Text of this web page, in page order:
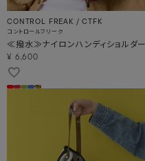
CONTROL FREAK / CTFK
コントロールフリーク
≪撥水≫ナイロンハンディショルダー
¥ 6,600